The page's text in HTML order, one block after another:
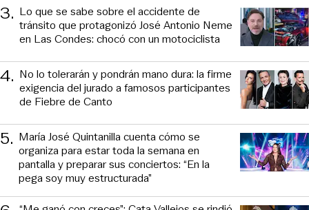
3. Lo que se sabe sobre el accidente de
tránsito que protagonizó José Antonio Neme
en Las Condes: chocó con un motociclista
4. No lo tolerarán y pondrán mano dura: la firme
exigencia del jurado a famosos participantes
de Fiebre de Canto
5. María José Quintanilla cuenta cómo se
organiza para estar toda la semana en
pantalla y preparar sus conciertos: “En la
pega soy muy estructurada”